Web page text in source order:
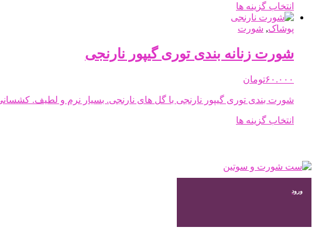
در
صفحه
شوند
انتخاب گزینه ها
محصول
مختلفی
می
ممکن
در
شوند
پوشاک, شورت
شورت زنانه بندی توری گیپور نارنجی
۶۰.۰۰۰تومان
شورت بندی توری گیپور نارنجی با گل های نارنجی. بسیار نرم و لطیف.
انتخاب گزینه ها
مختلفی
می
ورود